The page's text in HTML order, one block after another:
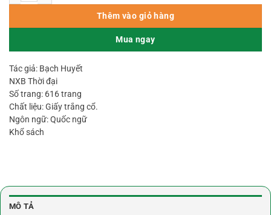
Thêm vào giỏ hàng
Mua ngay
Tác giả: Bạch Huyết
NXB Thời đại
Số trang: 616 trang
Chất liệu: Giấy trắng cổ.
Ngôn ngữ: Quốc ngữ
Khổ sách
MÔ TẢ